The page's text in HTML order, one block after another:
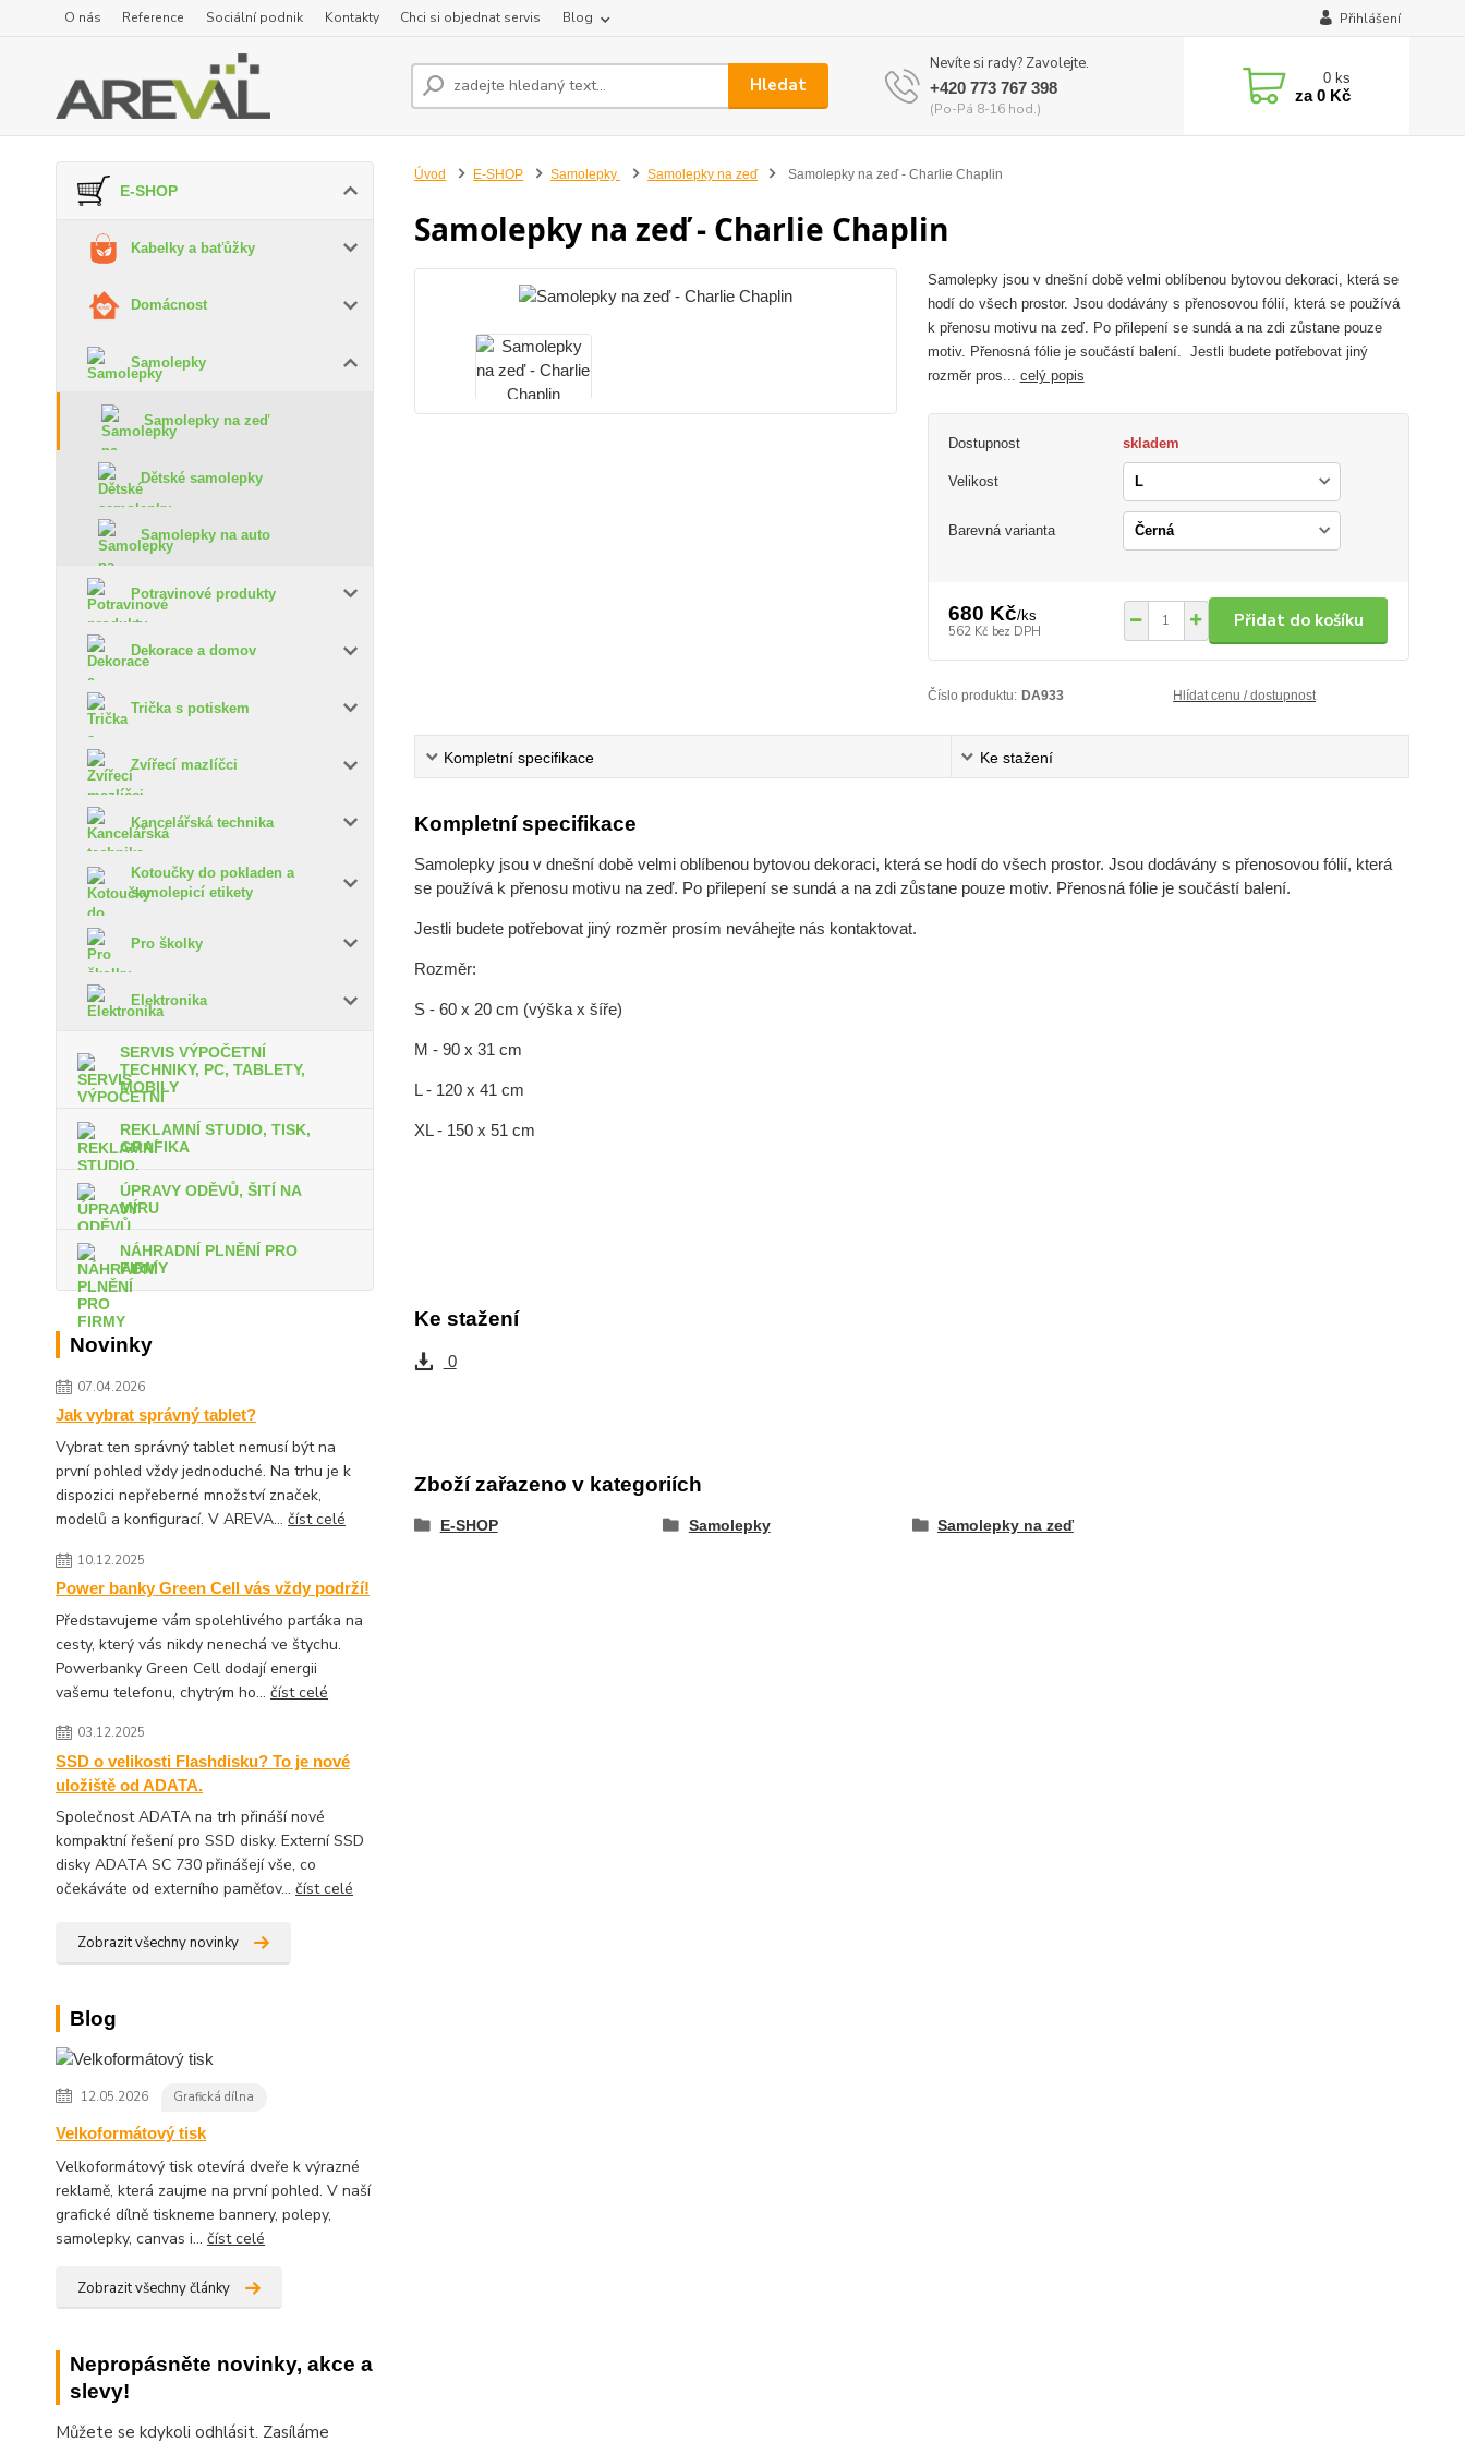
O nás Reference Sociální podnik Kontakty Chci si objednat servis Blog Přihlášení
Hledat
Nevíte si rady? Zavolejte.
+420 773 767 398
(Po-Pá 8-16 hod.)
0 ks
za0 Kč
E-SHOP
Kabelky a baťůžky
Domácnost
Samolepky
Samolepky na zeď
Dětské samolepky
Samolepky na auto
Potravinové produkty
Dekorace a domov
Trička s potiskem
Zvířecí mazlíčci
Kancelářská technika
Kotoučky do pokladen a
samolepicí etikety
Pro školky
Elektronika
SERVIS VÝPOČETNÍ
TECHNIKY, PC, TABLETY,
MOBILY
REKLAMNÍ STUDIO, TISK,
GRAFIKA
ÚPRAVY ODĚVŮ, ŠITÍ NA
MÍRU
NÁHRADNÍ PLNĚNÍ PRO
FIRMY
Novinky
07.04.2026
Jak vybrat správný tablet?
Vybrat ten správný tablet nemusí být na
první pohled vždy jednoduché. Na trhu je k
dispozici nepřeberné množství značek,
modelů a konfigurací. V AREVA...číst celé
10.12.2025
Power banky Green Cell vás vždy podrží!
Představujeme vám spolehlivého parťáka na
cesty, který vás nikdy nenechá ve štychu.
Powerbanky Green Cell dodají energii
vašemu telefonu, chytrým ho...číst celé
03.12.2025
SSD o velikosti Flashdisku? To je nové
uložiště od ADATA.
Společnost ADATA na trh přináší nové
kompaktní řešení pro SSD disky. Externí SSD
disky ADATA SC 730 přinášejí vše, co
očekáváte od externího paměťov...číst celé
Zobrazit všechny novinky
Blog
12.05.2026 Grafická dílna
Velkoformátový tisk
Velkoformátový tisk otevírá dveře k výrazné
reklamě, která zaujme na první pohled. V naší
grafické dílně tiskneme bannery, polepy,
samolepky, canvas i...číst celé
Zobrazit všechny články
Nepropásněte novinky, akce a
slevy!
Můžete se kdykoli odhlásit. Zasíláme
Úvod E-SHOP Samolepky Samolepky na zeď Samolepky na zeď - Charlie Chaplin
Samolepky na zeď - Charlie Chaplin
Samolepky jsou v dnešní době velmi oblíbenou bytovou dekoraci, která se
hodí do všech prostor. Jsou dodávány s přenosovou fólií, která se používá
k přenosu motivu na zeď. Po přilepení se sundá a na zdi zůstane pouze
motiv. Přenosná fólie je součástí balení. Jestli budete potřebovat jiný
rozměr pros... celý popis
Dostupnost skladem
Velikost
Barevná varianta
680 Kč/ks
562 Kč bez DPH
Přidat do košíku
Číslo produktu: DA933 Hlídat cenu / dostupnost
Kompletní specifikace Ke stažení
Kompletní specifikace
Samolepky jsou v dnešní době velmi oblíbenou bytovou dekoraci, která se hodí do všech prostor. Jsou dodávány s přenosovou fólií, která
se používá k přenosu motivu na zeď. Po přilepení se sundá a na zdi zůstane pouze motiv. Přenosná fólie je součástí balení.
Jestli budete potřebovat jiný rozměr prosím neváhejte nás kontaktovat.
Rozměr:
S - 60 x 20 cm (výška x šíře)
M - 90 x 31 cm
L - 120 x 41 cm
XL - 150 x 51 cm
Ke stažení
0
Zboží zařazeno v kategoriích
E-SHOP Samolepky Samolepky na zeď